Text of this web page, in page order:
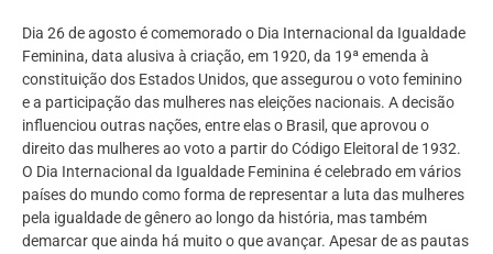
Dia 26 de agosto é comemorado o Dia Internacional da Igualdade
Feminina, data alusiva à criação, em 1920, da 19ª emenda à
constituição dos Estados Unidos, que assegurou o voto feminino
e a participação das mulheres nas eleições nacionais. A decisão
influenciou outras nações, entre elas o Brasil, que aprovou o
direito das mulheres ao voto a partir do Código Eleitoral de 1932.
O Dia Internacional da Igualdade Feminina é celebrado em vários
países do mundo como forma de representar a luta das mulheres
pela igualdade de gênero ao longo da história, mas também
demarcar que ainda há muito o que avançar. Apesar de as pautas